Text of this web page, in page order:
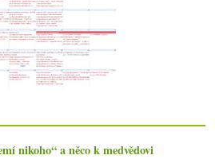
vína
nikoho“ a něco k medvědovi